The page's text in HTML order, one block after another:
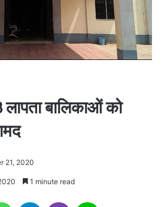
बालिकाओं को
21, 2020
1 minute read
WhatsAppTelegram Viber